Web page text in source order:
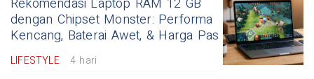
dengan Chipset Monster: Performa
Kencang, Baterai Awet, & Harga Pas
LIFESTYLE 4 hari